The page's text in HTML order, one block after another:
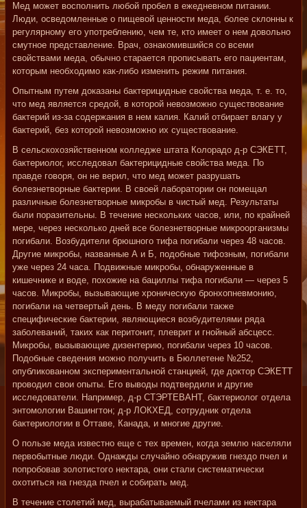
Мед может восполнить любой пробел в ежедневном питании.
Люди, осведомленные о пищевой ценности меда, более склонны к
регулярному его употреблению, чем те, кто имеет о нем довольно
смутное представление. Врач, ознакомившийся со всеми
свойствами меда, обычно старается прописывать его пациентам,
которым необходимо как-либо изменить режим питания.
Опытным путем доказаны бактерицидные свойства меда, т. е. то,
что мед является средой, в которой невозможно существование
бактерий из-за содержания в нем калия. Калий отбирает влагу у
бактерий, без которой невозможно их существование.
В сельскохозяйственном колледже штата Колорадо д-р СЭКЕТТ,
бактериолог, исследовал бактерицидные свойства меда. По
правде говоря, он не верил, что мед может разрушать
болезнетворные бактерии. В своей лаборатории он помещал
различные болезнетворные микробы в чистый мед. Результаты
были поразительны. В течение нескольких часов, или, по крайней
мере, через несколько дней все болезнетворные микроорганизмы
погибали. Возбудители брюшного тифа погибали через 48 часов.
Другие микробы, названные А и Б, подобные тифозным, погибали
уже через 24 часа. Подвижные микробы, обнаруженные в
кишечнике и воде, похожие на бациллы тифа погибали — через 5
часов. Микробы, вызывающие хроническую бронхопневмонию,
погибали на четвертый день. В меду погибали также
специфические бактерии, являющиеся возбудителями ряда
заболеваний, таких как перитонит, плеврит и гнойный абсцесс.
Микробы, вызывающие дизентерию, погибали через 10 часов.
Подобные сведения можно получить в Бюллетене №252,
опубликованном экспериментальной станцией, где доктор СЭКЕТТ
проводил свои опыты. Его выводы подтвердили и другие
исследователи. Например, д-р СТЭРТЕВАНТ, бактериолог отдела
энтомологии Вашингтон; д-р ЛОКХЕД, сотрудник отдела
бактериологии в Оттаве, Канада, и многие другие.
О пользе меда известно еще с тех времен, когда землю населяли
первобытные люди. Однажды случайно обнаружив гнездо пчел и
попробовав золотистого нектара, они стали систематически
охотиться на гнезда пчел и собирать мед.
В течение столетий мед, вырабатываемый пчелами из нектара